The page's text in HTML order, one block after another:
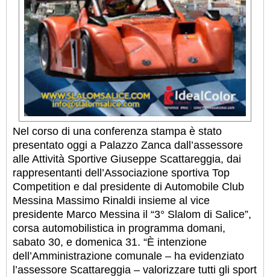
Nel corso di una conferenza stampa è stato
presentato oggi a Palazzo Zanca dall’assessore
alle Attività Sportive Giuseppe Scattareggia, dai
rappresentanti dell’Associazione sportiva Top
Competition e dal presidente di Automobile Club
Messina Massimo Rinaldi insieme al vice
presidente Marco Messina il “3° Slalom di Salice”,
corsa automobilistica in programma domani,
sabato 30, e domenica 31. “È intenzione
dell’Amministrazione comunale – ha evidenziato
l’assessore Scattareggia – valorizzare tutti gli sport